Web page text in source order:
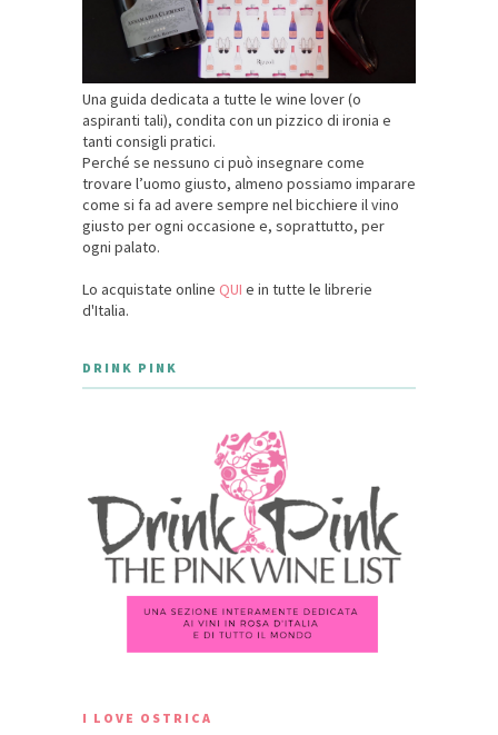
Una guida dedicata a tutte le wine lover (o
aspiranti tali), condita con un pizzico di ironia e
tanti consigli pratici.
Perché se nessuno ci può insegnare come
trovare l’uomo giusto, almeno possiamo imparare
come si fa ad avere sempre nel bicchiere il vino
giusto per ogni occasione e, soprattutto, per
ogni palato.
Lo acquistate online QUI e in tutte le librerie
d'Italia.
DRINK PINK
I LOVE OSTRICA